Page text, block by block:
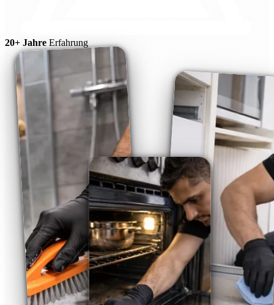
20+ Jahre Erfahrung